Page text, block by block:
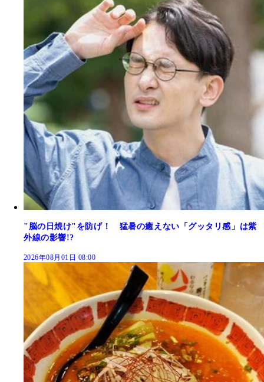
"脳の日焼け"を防げ！ 猛暑の癒えない「グッタリ感」は紫
外線の影響!?
2026年08月01日 08:00